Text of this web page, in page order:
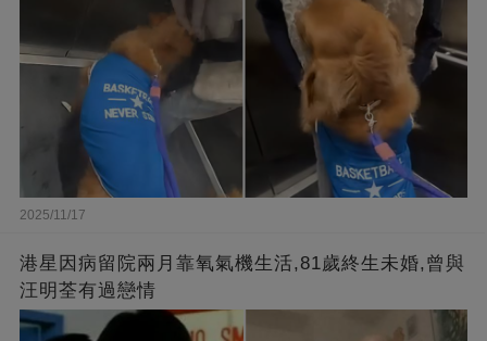
2025/11/17
港星因病留院兩月靠氧氣機生活,81歲終生未婚,曾與
汪明荃有過戀情